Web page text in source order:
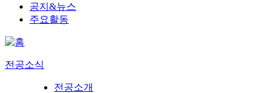
공지&뉴스
주요활동
전공소식
전공소개